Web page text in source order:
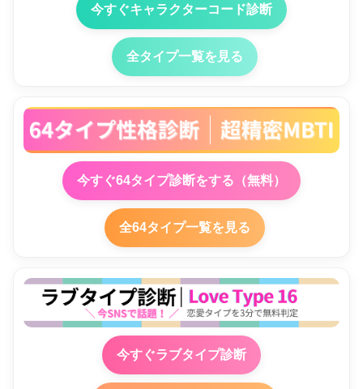
今すぐキャラクターコード診断
全タイプ一覧を見る
今すぐ64タイプ診断をする（無料）
全64タイプ一覧を見る
今すぐラブタイプ診断